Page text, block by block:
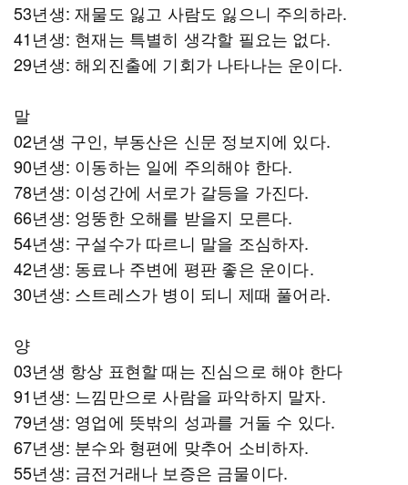
53년생: 재물도 잃고 사람도 잃으니 주의하라.
41년생: 현재는 특별히 생각할 필요는 없다.
29년생: 해외진출에 기회가 나타나는 운이다.
말
02년생 구인, 부동산은 신문 정보지에 있다.
90년생: 이동하는 일에 주의해야 한다.
78년생: 이성간에 서로가 갈등을 가진다.
66년생: 엉뚱한 오해를 받을지 모른다.
54년생: 구설수가 따르니 말을 조심하자.
42년생: 동료나 주변에 평판 좋은 운이다.
30년생: 스트레스가 병이 되니 제때 풀어라.
양
03년생 항상 표현할 때는 진심으로 해야 한다
91년생: 느낌만으로 사람을 파악하지 말자.
79년생: 영업에 뜻밖의 성과를 거둘 수 있다.
67년생: 분수와 형편에 맞추어 소비하자.
55년생: 금전거래나 보증은 금물이다.